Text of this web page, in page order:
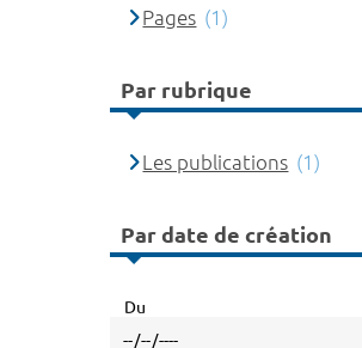
Pages (1)
Par rubrique
Les publications (1)
Par date de création
Du